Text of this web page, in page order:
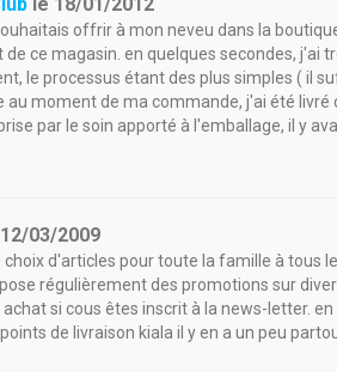
offrir à mon neveu dans la
ce magasin. en quelques secondes, j'ai
le processus étant des plus simples ( il
au moment de ma commande, j'ai été livré
par le soin apporté à l'emballage, il y
12/03/2009
d'articles pour toute la famille à tous
régulièrement des promotions sur
si cous êtes inscrit à la news-letter.
de livraison kiala il y en a un peu